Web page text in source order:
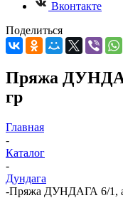
Вконтакте
Поделиться
Пряжа
гр
Главная
-
Каталог
-
Дундага
-Пряжа ДУНДАГА 6/1,